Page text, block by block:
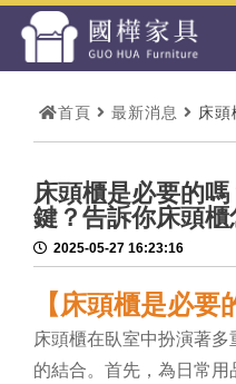
首頁 最新消息
床
床頭櫃是必要的
鍵？告訴你床頭櫃
2025-05-27 16:23:16
【床頭櫃是必要
床頭櫃在臥室中扮演著
的結合。首先，為日常